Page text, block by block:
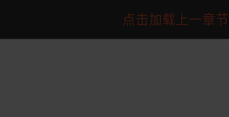
点击加载上一章节